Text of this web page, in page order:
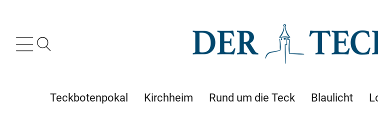
Teckbotenpokal Kirchheim Rund um die Teck Blaulicht